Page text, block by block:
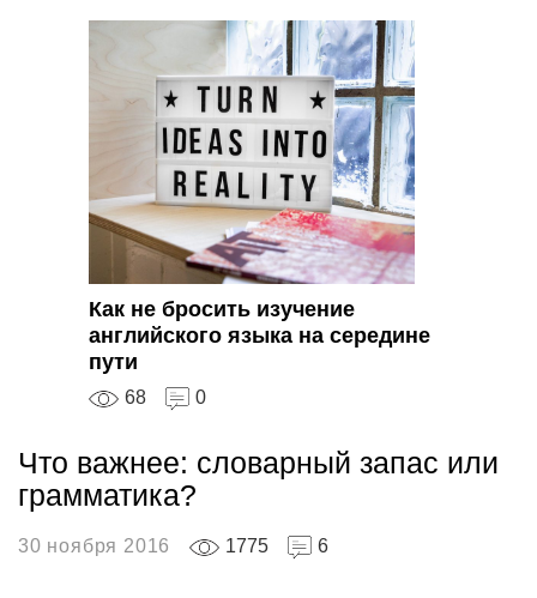
Как не бросить изучение
английского языка на середине
пути
68 0
Что важнее: словарный запас или
грамматика?
30 ноября 2016 1775 6